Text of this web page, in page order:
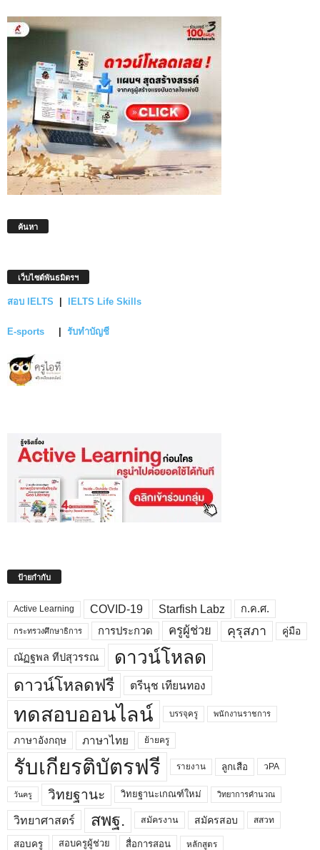
ค้นหา
เว็บไซต์พันธมิตรฯ
สอบ IELTS IELTS Life Skills
E-sports รับทำบัญชี
ป้ายกำกับ
Active Learning COVID-19 Starfish Labz ก.ค.ศ.
กระทรวงศึกษาธิการ การประกวด ครูผู้ช่วย คุรุสภา คู่มือ
ณัฏฐพล ทีปสุวรรณ ดาวน์โหลด
ดาวน์โหลดฟรี ตรีนุช เทียนทอง
ทดสอบออนไลน์ บรรจุครู พนักงานราชการ
ภาษาอังกฤษ ภาษาไทย ย้ายครู
รับเกียรติบัตรฟรี รายงาน ลูกเสือ วPA
วันครู วิทยฐานะ วิทยฐานะเกณฑ์ใหม่ วิทยาการคำนวณ
วิทยาศาสตร์ สพฐ. สมัครงาน สมัครสอบ สสวท
สอบครู สอบครูผู้ช่วย สื่อการสอน หลักสูตร